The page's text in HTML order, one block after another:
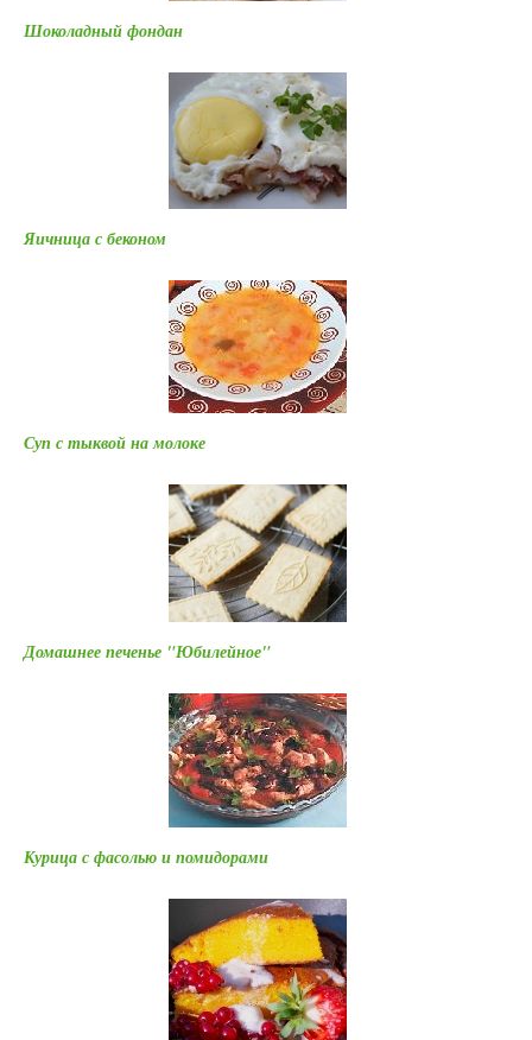
Шоколадный фондан
Яичница с беконом
Суп с тыквой на молоке
Домашнее печенье "Юбилейное"
Курица с фасолью и помидорами